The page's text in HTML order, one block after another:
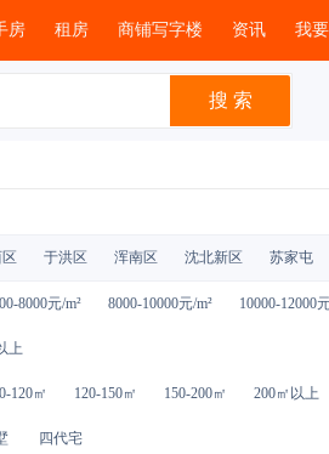
房 租房 商铺写字楼 资讯 我
于洪区 浑南区 沈北新区 苏家屯
8000元/m² 8000-10000元/m² 10000-12000
上
120㎡ 120-150㎡ 150-200㎡ 200㎡以上
四代宅